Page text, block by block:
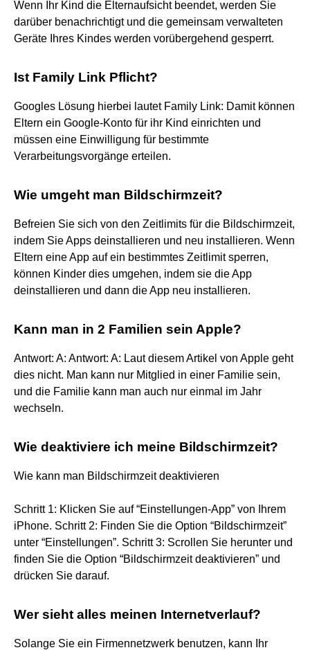
Wenn Ihr Kind die Elternaufsicht beendet, werden Sie
darüber benachrichtigt und die gemeinsam verwalteten
Geräte Ihres Kindes werden vorübergehend gesperrt.
Ist Family Link Pflicht?
Googles Lösung hierbei lautet Family Link: Damit können
Eltern ein Google-Konto für ihr Kind einrichten und
müssen eine Einwilligung für bestimmte
Verarbeitungsvorgänge erteilen.
Wie umgeht man Bildschirmzeit?
Befreien Sie sich von den Zeitlimits für die Bildschirmzeit,
indem Sie Apps deinstallieren und neu installieren. Wenn
Eltern eine App auf ein bestimmtes Zeitlimit sperren,
können Kinder dies umgehen, indem sie die App
deinstallieren und dann die App neu installieren.
Kann man in 2 Familien sein Apple?
Antwort: A: Antwort: A: Laut diesem Artikel von Apple geht
dies nicht. Man kann nur Mitglied in einer Familie sein,
und die Familie kann man auch nur einmal im Jahr
wechseln.
Wie deaktiviere ich meine Bildschirmzeit?
Wie kann man Bildschirmzeit deaktivieren
Schritt 1: Klicken Sie auf “Einstellungen-App” von Ihrem
iPhone. Schritt 2: Finden Sie die Option “Bildschirmzeit”
unter “Einstellungen”. Schritt 3: Scrollen Sie herunter und
finden Sie die Option “Bildschirmzeit deaktivieren” und
drücken Sie darauf.
Wer sieht alles meinen Internetverlauf?
Solange Sie ein Firmennetzwerk benutzen, kann Ihr